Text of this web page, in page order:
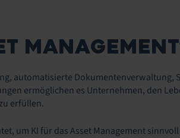
automatisierte Dokumentenverwaltung,
ermöglichen es Unternehmen, den
erfüllen.
um KI für das Asset Management